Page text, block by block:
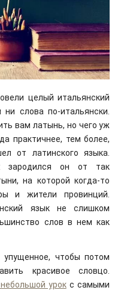
целый итальянский
слова по-итальянски.
вам латынь, но чего уж
практичнее, тем более,
от латинского языка.
зародился он от так
на которой когда-то
и жители провинций.
язык не слишком
слов в нем как
чтобы потом
красивое словцо.
урокс самыми